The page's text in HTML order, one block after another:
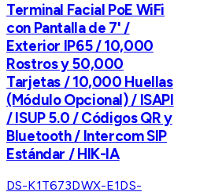
Terminal Facial PoE WiFi
con Pantalla de 7' /
Exterior IP65 / 10,000
Rostros y 50,000
Tarjetas / 10,000 Huellas
(Módulo Opcional) / ISAPI
/ ISUP 5.0 / Códigos QR y
Bluetooth / Intercom SIP
Estándar / HIK-IA
DS-K1T673DWX-E1DS-